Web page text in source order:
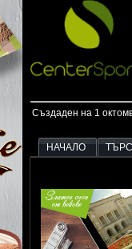
Създаден на 1
НАЧАЛО